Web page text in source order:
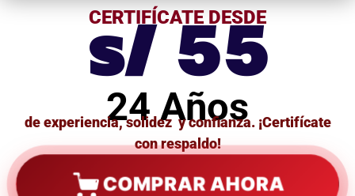
CERTIFÍCATE DESDE
s/ 55
24 Años
de experiencia, solidez y confianza. ¡Certifícate
con respaldo!
COMPRAR AHORA